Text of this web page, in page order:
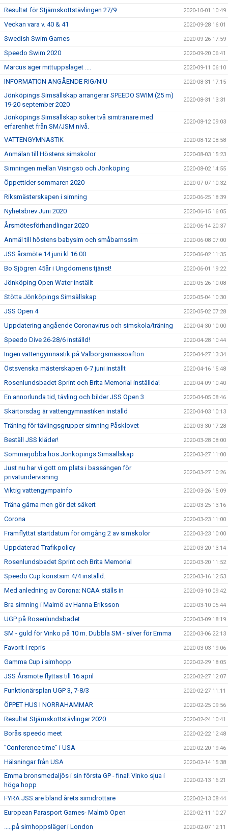
Resultat för Stjärnskottstävlingen 27/9 2020-10-01 10:49
Veckan vara v. 40 & 41 2020-09-28 16:01
Swedish Swim Games 2020-09-26 17:59
Speedo Swim 2020 2020-09-20 06:41
Marcus äger mittuppslaget .... 2020-09-11 06:10
INFORMATION ANGÅENDE RIG/NIU 2020-08-31 17:15
Jönköpings Simsällskap arrangerar SPEEDO SWIM (25 m)
19-20 september 2020
2020-08-31 13:31
Jönköpings Simsällskap söker två simtränare med
erfarenhet från SM/JSM nivå.
2020-08-12 09:03
VATTENGYMNASTIK 2020-08-12 08:58
Anmälan till Höstens simskolor 2020-08-03 15:23
Simningen mellan Visingsö och Jönköping 2020-08-02 14:55
Öppettider sommaren 2020 2020-07-07 10:32
Riksmästerskapen i simning 2020-06-25 18:39
Nyhetsbrev Juni 2020 2020-06-15 16:05
Årsmötesförhandlingar 2020 2020-06-14 20:37
Anmäl till höstens babysim och småbarnssim 2020-06-08 07:00
JSS årsmöte 14 juni kl 16.00 2020-06-02 11:35
Bo Sjögren 45år i Ungdomens tjänst! 2020-06-01 19:22
Jönköping Open Water inställt 2020-05-26 10:08
Stötta Jönköpings Simsällskap 2020-05-04 10:30
JSS Open 4 2020-05-02 07:28
Uppdatering angående Coronavirus och simskola/träning 2020-04-30 10:00
Speedo Dive 26-28/6 inställd! 2020-04-28 10:44
Ingen vattengymnastik på Valborgsmässoafton 2020-04-27 13:34
Östsvenska mästerskapen 6-7 juni inställt 2020-04-16 15:48
Rosenlundsbadet Sprint och Brita Memorial inställda! 2020-04-09 10:40
En annorlunda tid, tävling och bilder JSS Open 3 2020-04-05 08:46
Skärtorsdag är vattengymnastiken inställd 2020-04-03 10:13
Träning för tävlingsgrupper simning Påsklovet 2020-03-30 17:28
Beställ JSS kläder! 2020-03-28 08:00
Sommarjobba hos Jönköpings Simsällskap 2020-03-27 11:00
Just nu har vi gott om plats i bassängen för
privatundervisning
2020-03-27 10:26
Viktig vattengympainfo 2020-03-26 15:09
Träna gärna men gör det säkert 2020-03-25 13:16
Corona 2020-03-23 11:00
Framflyttat startdatum för omgång 2 av simskolor 2020-03-23 10:00
Uppdaterad Trafikpolicy 2020-03-20 13:14
Rosenlundsbadet Sprint och Brita Memorial 2020-03-20 11:52
Speedo Cup konstsim 4/4 inställd. 2020-03-16 12:53
Med anledning av Corona: NCAA ställs in 2020-03-10 09:42
Bra simning i Malmö av Hanna Eriksson 2020-03-10 05:44
UGP på Rosenlundsbadet 2020-03-09 18:19
SM - guld för Vinko på 10 m. Dubbla SM - silver för Emma 2020-03-06 22:13
Favorit i repris 2020-03-03 19:06
Gamma Cup i simhopp 2020-02-29 18:05
JSS Årsmöte flyttas till 16 april 2020-02-27 12:07
Funktionärsplan UGP 3, 7-8/3 2020-02-27 11:11
ÖPPET HUS I NORRAHAMMAR 2020-02-25 09:56
Resultat Stjärnskottstävlingar 2020 2020-02-24 10:41
Borås speedo meet 2020-02-22 12:48
”Conference time” i USA 2020-02-20 19:46
Hälsningar från USA 2020-02-14 15:38
Emma bronsmedaljös i sin första GP - final! Vinko sjua i
höga hopp
2020-02-13 16:21
FYRA JSS:are bland årets simidrottare 2020-02-13 08:44
European Parasport Games- Malmö Open 2020-02-11 10:27
.....på simhoppsläger i London 2020-02-07 12:11